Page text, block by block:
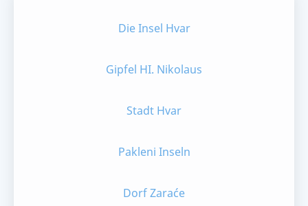
Die Insel Hvar
Gipfel HI. Nikolaus
Stadt Hvar
Pakleni Inseln
Dorf Zaraće